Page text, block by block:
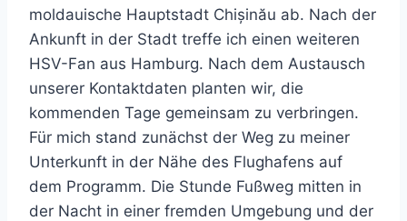
moldauische Hauptstadt Chișinău ab. Nach der
Ankunft in der Stadt treffe ich einen weiteren
HSV-Fan aus Hamburg. Nach dem Austausch
unserer Kontaktdaten planten wir, die
kommenden Tage gemeinsam zu verbringen.
Für mich stand zunächst der Weg zu meiner
Unterkunft in der Nähe des Flughafens auf
dem Programm. Die Stunde Fußweg mitten in
der Nacht in einer fremden Umgebung und der